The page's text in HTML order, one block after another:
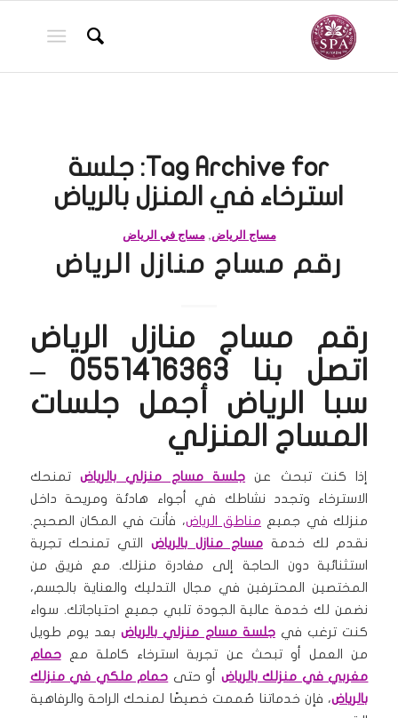
Tag Archive for: جلسة
استرخاء في المنزل بالرياض
مساج الرياض,مساج في الرياض
رقم مساج منازل الرياض
رقم مساج منازل الرياض
اتصل بنا 0551416363 –
سبا الرياض أجمل جلسات
المساج المنزلي
إذا كنت تبحث عن جلسة مساج منزلي بالرياض تمنحك
الاسترخاء وتجدد نشاطك في أجواء هادئة ومريحة داخل
منزلك في جميع مناطق الرياض، فأنت في المكان الصحيح.
نقدم لك خدمةمساج منازل بالرياضالتي تمنحك تجربة
استثنائية دون الحاجة إلى مغادرة منزلك. مع فريق من
المختصين المحترفين في مجال التدليك والعناية بالجسم،
نضمن لك خدمة عالية الجودة تلبي جميع احتياجاتك. سواء
كنت ترغب فيجلسة مساج منزلي بالرياضبعد يوم طويل
من العمل أو تبحث عن تجربة استرخاء كاملة معحمام
مغربي في منزلك بالرياض أو حتى حمام ملكي في منزلك
بالرياض، فإن خدماتنا صُممت خصيصًا لمنحك الراحة والرفاهية